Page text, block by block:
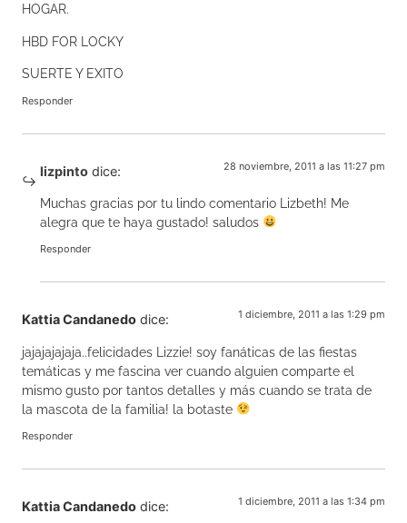
HOGAR.
HBD FOR LOCKY
SUERTE Y EXITO
Responder
lizpinto dice: 28 noviembre, 2011 a las 11:27 pm
Muchas gracias por tu lindo comentario Lizbeth! Me
alegra que te haya gustado! saludos
Responder
Kattia Candanedo dice: 1 diciembre, 2011 a las 1:29 pm
jajajajajaja..felicidades Lizzie! soy fanáticas de las fiestas
temáticas y me fascina ver cuando alguien comparte el
mismo gusto por tantos detalles y más cuando se trata de
la mascota de la familia! la botaste
Responder
Kattia Candanedo dice: 1 diciembre, 2011 a las 1:34 pm